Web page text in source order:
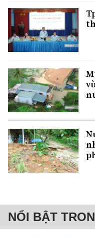
NỔI BẬT